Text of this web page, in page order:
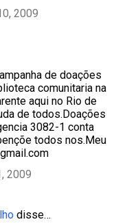
2009
de doações
comunitaria na
aqui no Rio de
de todos.Doações
3082-1 conta
todos nos.Meu
2009
disse…